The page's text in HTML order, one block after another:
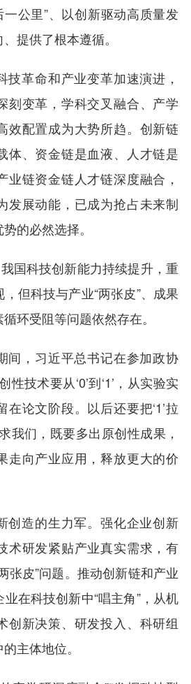
一公里”、以创新驱动高质量发
提供了根本遵循。
革命和产业变革加速演进，
刻变革，学科交叉融合、产学
效配置成为大势所趋。创新链
体、资金链是血液、人才链是
业链资金链人才链深度融合，
发展动能，已成为抢占未来制
的必然选择。
国科技创新能力持续提升，重
但科技与产业“两张皮”、成果
环受阻等问题依然存在。
，习近平总书记在参加政协
性技术要从‘0’到‘1’，从实验实
论文阶段。以后还要把‘1’拉
我们，既要多出原创性成果，
走向产业应用，释放更大的价
造的生力军。强化企业创新
术研发紧贴产业真实需求，有
张皮”问题。推动创新链和产业
在科技创新中“唱主角”，从机
创新决策、研发投入、科研组
主体地位。